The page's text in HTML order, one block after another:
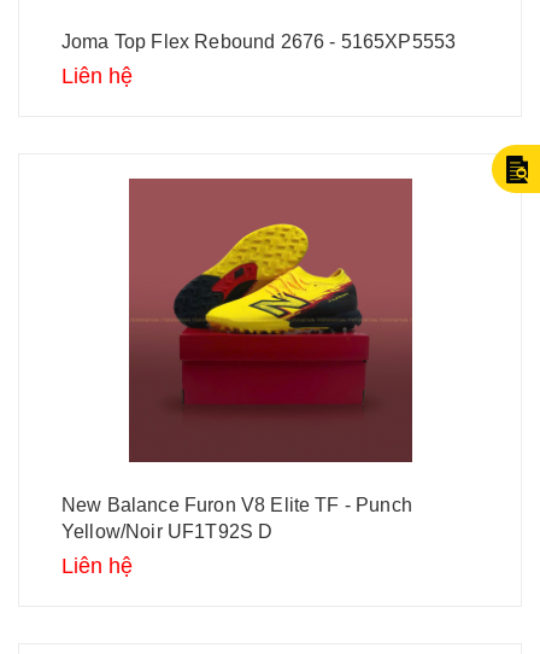
Joma Top Flex Rebound 2676 - 5165XP5553
Liên hệ
New Balance Furon V8 Elite TF - Punch
Yellow/Noir UF1T92S D
Liên hệ